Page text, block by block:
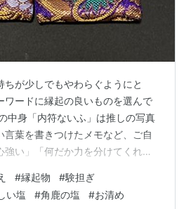
ちが少しでもやわらぐようにと
ワードに縁起の良いものを選んで
中身「内符ないふ」は推しの写真
言葉を書きつけたメモなど、ご自
い」「何だか力を分けてくれる
ージを封入し、人にメッセージ
いいと思います。 店主おすすめ
#縁起物 #験担ぎ
い塩 #角鹿の塩 #お清め